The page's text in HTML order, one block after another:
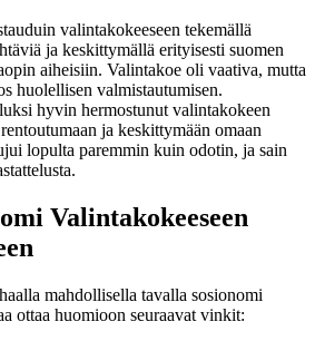
valintakokeeseen tekemällä
ja keskittymällä erityisesti suomen
aiheisiin. Valintakoe oli vaativa, mutta
huolellisen valmistautumisen.
hyvin hermostunut valintakokeen
ja keskittymään omaan
lopulta paremmin kuin odotin, ja sain
Valintakokeeseen
mahdollisella tavalla sosionomi
ottaa huomioon seuraavat vinkit: